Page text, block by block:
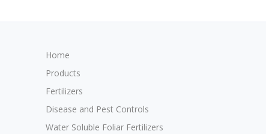
Home
Products
Fertilizers
Disease and Pest Controls
Water Soluble Foliar Fertilizers